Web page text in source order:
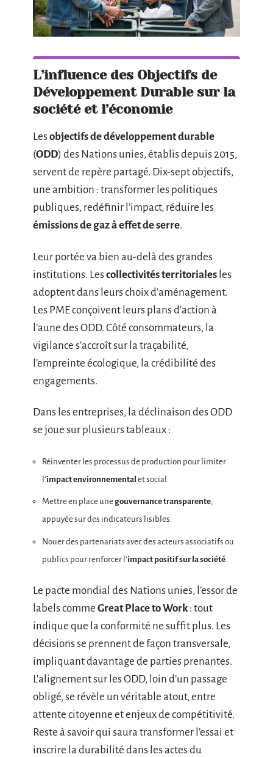
L’influence des Objectifs de
Développement Durable sur la
société et l’économie
Lesobjectifs de développement durable
(ODD) des Nations unies, établis depuis 2015,
servent de repère partagé. Dix-sept objectifs,
une ambition : transformer les politiques
publiques, redéfinir l’impact, réduire les
émissions de gaz à effet de serre.
Leur portée va bien au-delà des grandes
institutions. Lescollectivités territoriales les
adoptent dans leurs choix d’aménagement.
Les PME conçoivent leurs plans d’action à
l’aune des ODD. Côté consommateurs, la
vigilance s’accroît sur la traçabilité,
l’empreinte écologique, la crédibilité des
engagements.
Dans les entreprises, la déclinaison des ODD
se joue sur plusieurs tableaux :
Réinventer les processus de production pour limiter
l’impact environnemental et social.
Mettre en place unegouvernance transparente,
appuyée sur des indicateurs lisibles.
Nouer des partenariats avec des acteurs associatifs ou
publics pour renforcer l’impact positif sur la société
Le pacte mondial des Nations unies, l’essor de
labels comme Great Place to Work: tout
indique que la conformité ne suffit plus. Les
décisions se prennent de façon transversale,
impliquant davantage de parties prenantes.
L’alignement sur les ODD, loin d’un passage
obligé, se révèle un véritable atout, entre
attente citoyenne et enjeux de compétitivité.
Reste à savoir qui saura transformer l’essai et
inscrire la durabilité dans les actes du